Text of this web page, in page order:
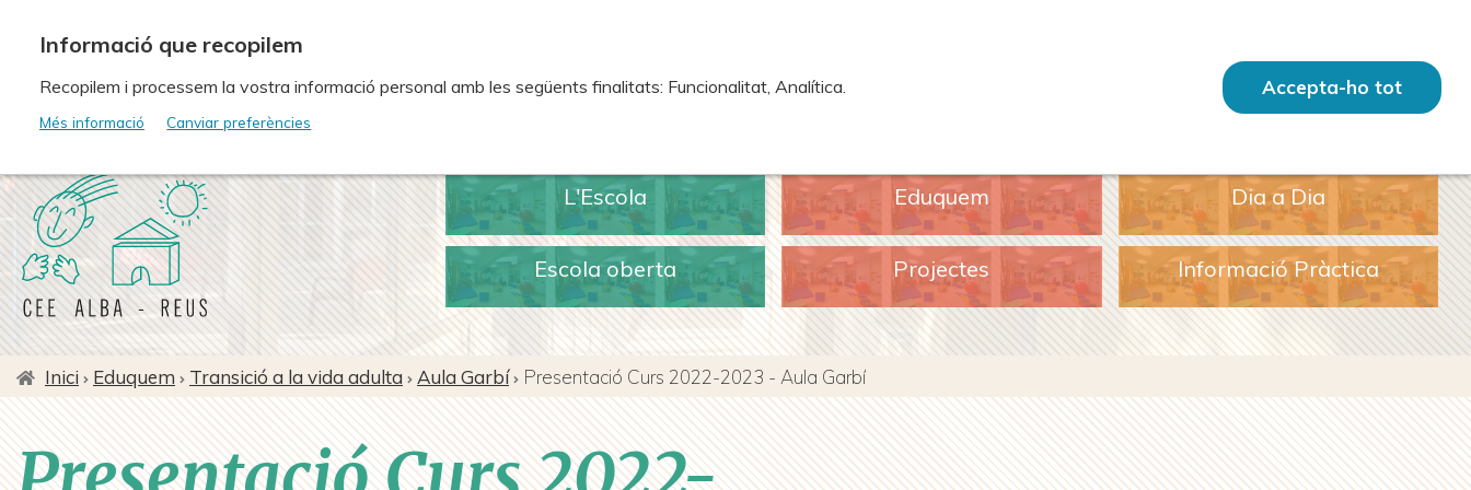
L'Escola Eduquem Dia a Dia
Escola oberta Projectes Informació Pràctica
Fil
d'ariadna
Inici Eduquem Transició a la vida adulta Aula Garbí Presentació Curs 2022-2023 - Aula Garbí
Recopilem i processem la vostra informació personal amb les següents finalitats: Funcionalitat, Analítica.
Més informació Canviar preferències
Accepta-ho tot